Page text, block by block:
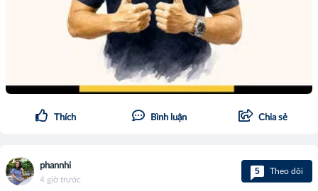
Thích Bình luận Chia sẻ
phannhi
4 giờ trước
5 Theo dõi